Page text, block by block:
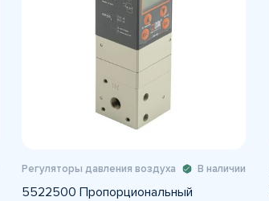
Регуляторы давления воздуха В наличии
5522500 Пропорциональный